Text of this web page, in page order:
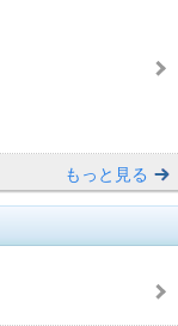
もっと見る